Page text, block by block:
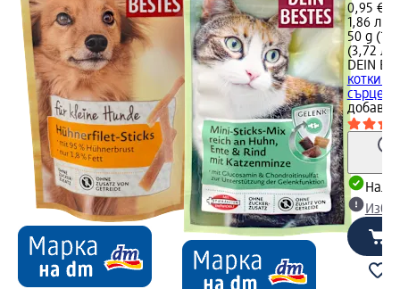
0,95 €
1,86 лв.
50 g
(3,72
DEIN
котки с
добавки